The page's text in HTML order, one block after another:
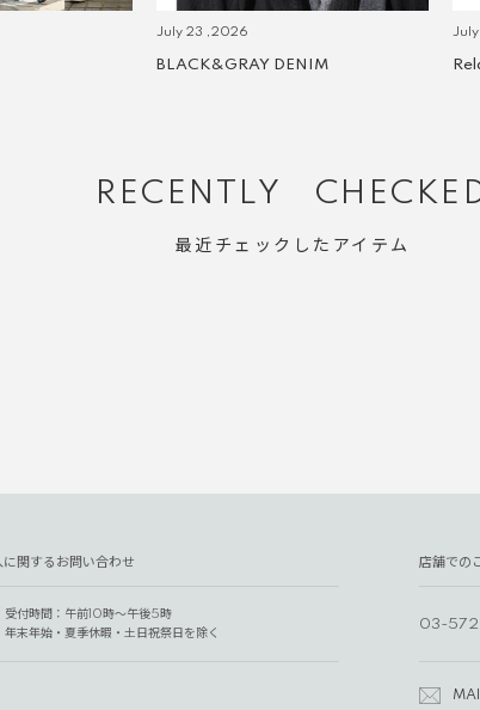
July 23 ,2026
BLACK&GRAY DENIM
RECENTLY
最近チェックしたアイテム
関するお問い合わせ
受付時間：午前10時～午後5時
年末年始・夏季休暇・土日祝祭日を除く
店舗での
03-